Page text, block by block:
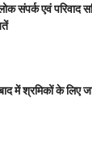
संपर्क एवं परिवाद
में श्रमिकों के लिए